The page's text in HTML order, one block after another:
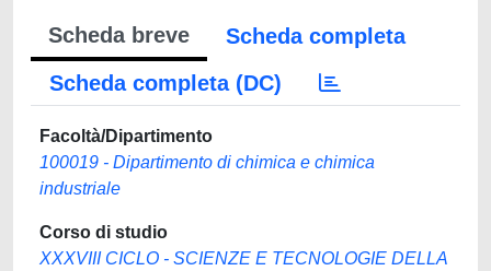
Scheda breve
Scheda completa
Scheda completa (DC)
Facoltà/Dipartimento
100019 - Dipartimento di chimica e chimica
industriale
Corso di studio
XXXVIII CICLO - SCIENZE E TECNOLOGIE DELLA